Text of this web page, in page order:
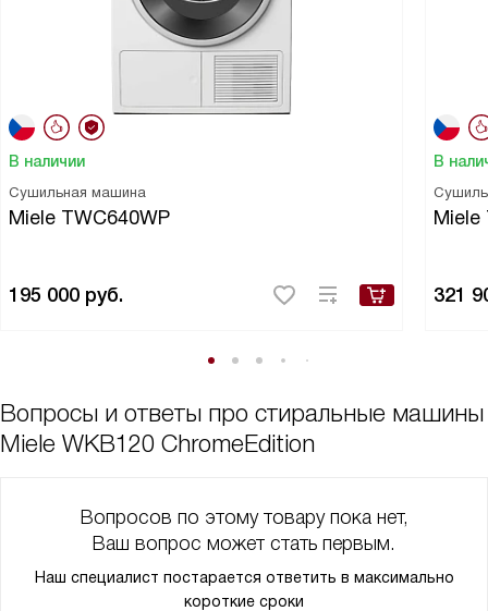
В наличии
Сушильная машина
Miele TWC640WP
195 000 руб.
В
Miele
321
Вопросы и ответы про стиральные машины
Miele WKB120 ChromeEdition
Вопросов по этому товару пока нет,
Ваш вопрос может стать первым.
Наш специалист постарается ответить в максимально
короткие сроки